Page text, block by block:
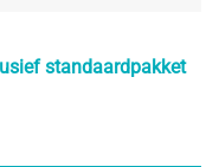
standaardpakket